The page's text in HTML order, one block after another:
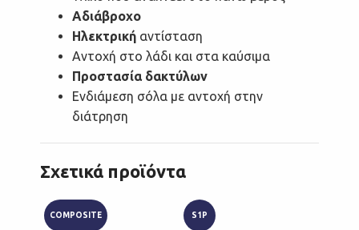
Αδιάβροχο
Ηλεκτρική αντίσταση
Αντοχή στο λάδι και στα καύσιμα
Προστασία δακτύλων
Ενδιάμεση σόλα με αντοχή στην
διάτρηση
Σχετικά προϊόντα
COMPOSITE S1P